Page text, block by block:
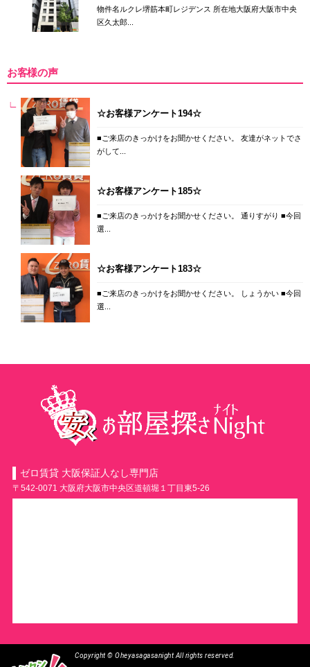
物件名ルクレ堺筋本町レジデンス 所在地大阪府大阪市中央
区久太郎...
お客様の声
☆お客様アンケート194☆
■ご来店のきっかけをお聞かせください。 友達がネットでさ
がして...
☆お客様アンケート185☆
■ご来店のきっかけをお聞かせください。 通りすがり ■今回
選...
☆お客様アンケート183☆
■ご来店のきっかけをお聞かせください。 しょうかい ■今回
選...
ゼロ賃貸 大阪保証人なし専門店
〒542-0071 大阪府大阪市中央区道頓堀１丁目東5-26
Copyright © Oheyasagasanight All rights reserved.